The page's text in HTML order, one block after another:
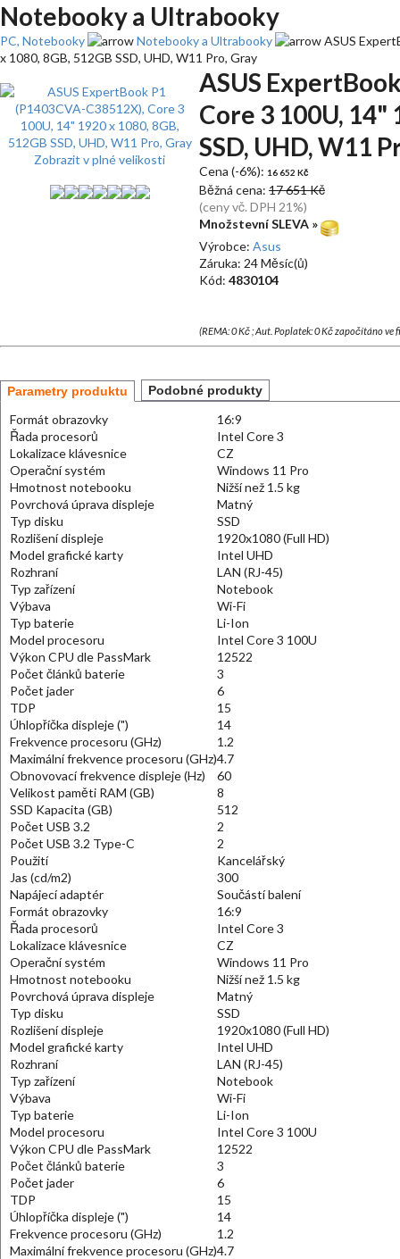
Notebooky a Ultrabooky
PC, Notebooky Notebooky a Ultrabooky
ASUS
x 1080, 8GB, 512GB SSD, UHD, W11 Pro, Gray
Zobrazit v plné velikosti
ASUS
Core 3 100U, 14"
SSD, UHD, W11
Cena (-6%): 16 652 Kč
Běžná cena: 17 651 Kč
(ceny vč. DPH 21%)
Množstevní SLEVA »
Výrobce: Asus
Záruka: 24 Měsíc(ů)
Kód: 4830104
(REMA: 0 Kč ; Aut. Poplatek: 0 Kč započítáno
Parametry produktu Podobné produkty
Formát obrazovky
16:9
Řada procesorů
Intel Core 3
Lokalizace klávesnice
CZ
Operační systém
Windows 11 Pro
Hmotnost notebooku
Nižší než 1.5 kg
Povrchová úprava displeje
Matný
Typ disku
SSD
Rozlišení displeje
1920x1080 (Full HD)
Model grafické karty
Intel UHD
Rozhraní
LAN (RJ-45)
Typ zařízení
Notebook
Výbava
Wi-Fi
Typ baterie
Li-Ion
Model procesoru
Intel Core 3 100U
Výkon CPU dle PassMark
12522
Počet článků baterie
3
Počet jader
6
TDP
15
Úhlopříčka displeje (")
14
Frekvence procesoru (GHz)
1.2
Maximální frekvence procesoru (GHz)4.7
Obnovovací frekvence displeje (Hz)
60
Velikost paměti RAM (GB)
8
SSD Kapacita (GB)
512
Počet USB 3.2
2
Počet USB 3.2 Type-C
2
Použití
Kancelářský
Jas (cd/m2)
300
Napájecí adaptér
Součástí balení
Formát obrazovky
16:9
Řada procesorů
Intel Core 3
Lokalizace klávesnice
CZ
Operační systém
Windows 11 Pro
Hmotnost notebooku
Nižší než 1.5 kg
Povrchová úprava displeje
Matný
Typ disku
SSD
Rozlišení displeje
1920x1080 (Full HD)
Model grafické karty
Intel UHD
Rozhraní
LAN (RJ-45)
Typ zařízení
Notebook
Výbava
Wi-Fi
Typ baterie
Li-Ion
Model procesoru
Intel Core 3 100U
Výkon CPU dle PassMark
12522
Počet článků baterie
3
Počet jader
6
TDP
15
Úhlopříčka displeje (")
14
Frekvence procesoru (GHz)
1.2
Maximální frekvence procesoru (GHz)4.7